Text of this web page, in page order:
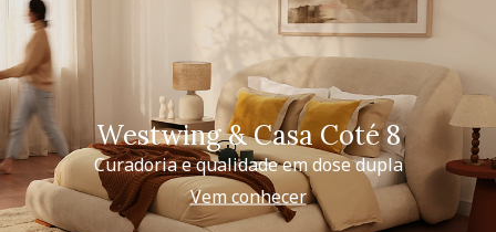
Westwing & Casa Coté 8
Curadoria e qualidade em dose dupla
Vem conhecer